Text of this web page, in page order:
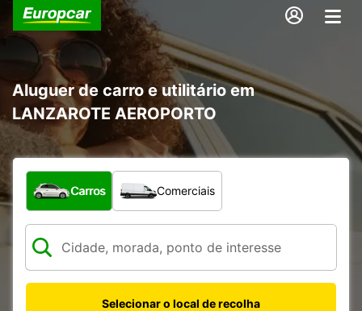
Aluguer de carro e utilitário em
LANZAROTE AEROPORTO
Que tipo de veículo pretende?
Carros Comerciais
Selecionar o local de recolha